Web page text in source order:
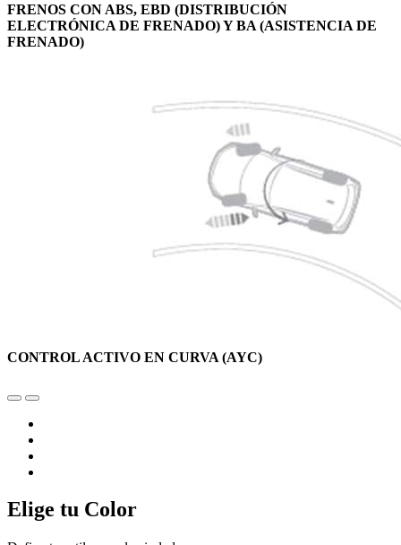
FRENOS CON ABS, EBD (DISTRIBUCIÓN
ELECTRÓNICA DE FRENADO) Y BA (ASISTENCIA DE
FRENADO)
CONTROL ACTIVO EN CURVA (AYC)
Elige tu Color